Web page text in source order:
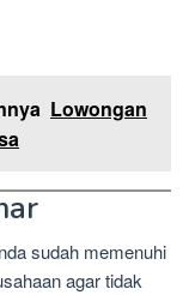
Lowongan
sudah memenuhi
agar tidak